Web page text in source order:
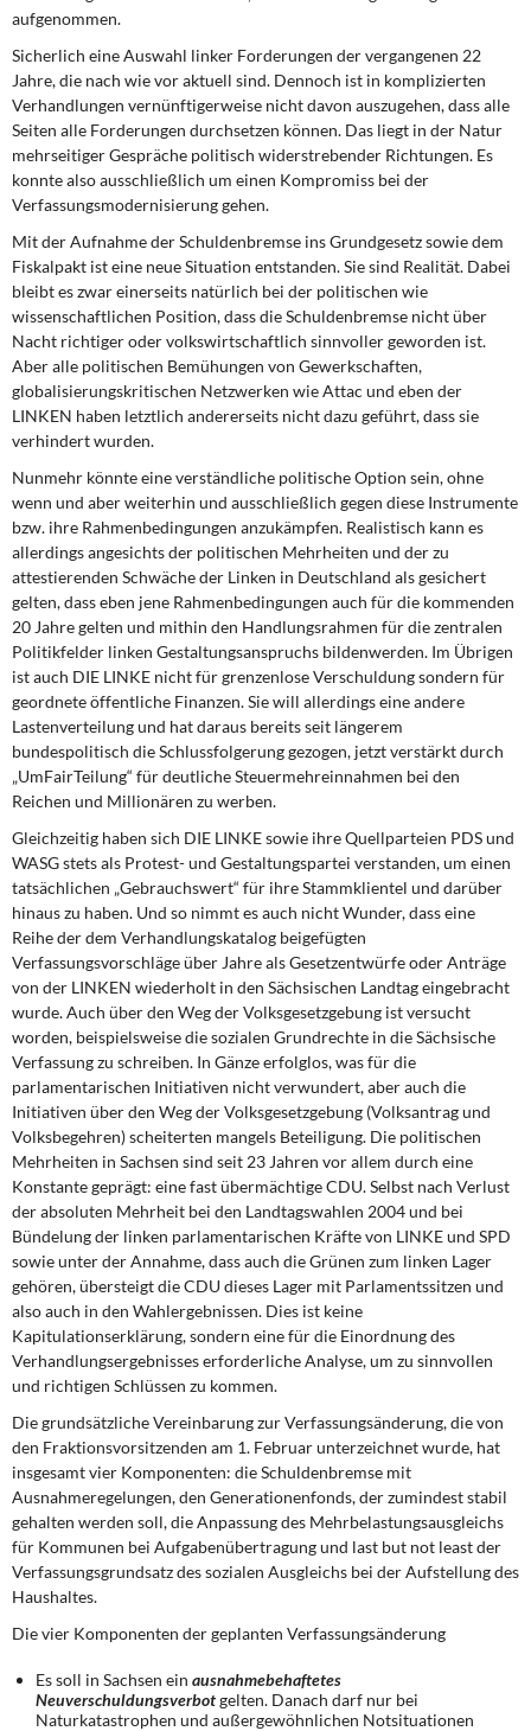
aufgenommen.
Sicherlich eine Auswahl linker Forderungen der vergangenen 22
Jahre, die nach wie vor aktuell sind. Dennoch ist in komplizierten
Verhandlungen vernünftigerweise nicht davon auszugehen, dass alle
Seiten alle Forderungen durchsetzen können. Das liegt in der Natur
mehrseitiger Gespräche politisch widerstrebender Richtungen. Es
konnte also ausschließlich um einen Kompromiss bei der
Verfassungsmodernisierung gehen.
Mit der Aufnahme der Schuldenbremse ins Grundgesetz sowie dem
Fiskalpakt ist eine neue Situation entstanden. Sie sind Realität. Dabei
bleibt es zwar einerseits natürlich bei der politischen wie
wissenschaftlichen Position, dass die Schuldenbremse nicht über
Nacht richtiger oder volkswirtschaftlich sinnvoller geworden ist.
Aber alle politischen Bemühungen von Gewerkschaften,
globalisierungskritischen Netzwerken wie Attac und eben der
LINKEN haben letztlich andererseits nicht dazu geführt, dass sie
verhindert wurden.
Nunmehr könnte eine verständliche politische Option sein, ohne
wenn und aber weiterhin und ausschließlich gegen diese Instrumente
bzw. ihre Rahmenbedingungen anzukämpfen. Realistisch kann es
allerdings angesichts der politischen Mehrheiten und der zu
attestierenden Schwäche der Linken in Deutschland als gesichert
gelten, dass eben jene Rahmenbedingungen auch für die kommenden
20 Jahre gelten und mithin den Handlungsrahmen für die zentralen
Politikfelder linken Gestaltungsanspruchs bildenwerden. Im Übrigen
ist auch DIE LINKE nicht für grenzenlose Verschuldung sondern für
geordnete öffentliche Finanzen. Sie will allerdings eine andere
Lastenverteilung und hat daraus bereits seit längerem
bundespolitisch die Schlussfolgerung gezogen, jetzt verstärkt durch
„UmFairTeilung“ für deutliche Steuermehreinnahmen bei den
Reichen und Millionären zu werben.
Gleichzeitig haben sich DIE LINKE sowie ihre Quellparteien PDS und
WASG stets als Protest- und Gestaltungspartei verstanden, um einen
tatsächlichen „Gebrauchswert“ für ihre Stammklientel und darüber
hinaus zu haben. Und so nimmt es auch nicht Wunder, dass eine
Reihe der dem Verhandlungskatalog beigefügten
Verfassungsvorschläge über Jahre als Gesetzentwürfe oder Anträge
von der LINKEN wiederholt in den Sächsischen Landtag eingebracht
wurde. Auch über den Weg der Volksgesetzgebung ist versucht
worden, beispielsweise die sozialen Grundrechte in die Sächsische
Verfassung zu schreiben. In Gänze erfolglos, was für die
parlamentarischen Initiativen nicht verwundert, aber auch die
Initiativen über den Weg der Volksgesetzgebung (Volksantrag und
Volksbegehren) scheiterten mangels Beteiligung. Die politischen
Mehrheiten in Sachsen sind seit 23 Jahren vor allem durch eine
Konstante geprägt: eine fast übermächtige CDU. Selbst nach Verlust
der absoluten Mehrheit bei den Landtagswahlen 2004 und bei
Bündelung der linken parlamentarischen Kräfte von LINKE und SPD
sowie unter der Annahme, dass auch die Grünen zum linken Lager
gehören, übersteigt die CDU dieses Lager mit Parlamentssitzen und
also auch in den Wahlergebnissen. Dies ist keine
Kapitulationserklärung, sondern eine für die Einordnung des
Verhandlungsergebnisses erforderliche Analyse, um zu sinnvollen
und richtigen Schlüssen zu kommen.
Die grundsätzliche Vereinbarung zur Verfassungsänderung, die von
den Fraktionsvorsitzenden am 1. Februar unterzeichnet wurde, hat
insgesamt vier Komponenten: die Schuldenbremse mit
Ausnahmeregelungen, den Generationenfonds, der zumindest stabil
gehalten werden soll, die Anpassung des Mehrbelastungsausgleichs
für Kommunen bei Aufgabenübertragung und last but not least der
Verfassungsgrundsatz des sozialen Ausgleichs bei der Aufstellung des
Haushaltes.
Die vier Komponenten der geplanten Verfassungsänderung
Es soll in Sachsen ein ausnahmebehaftetes
Neuverschuldungsverbotgelten. Danach darf nur bei
Naturkatastrophen und außergewöhnlichen Notsituationen